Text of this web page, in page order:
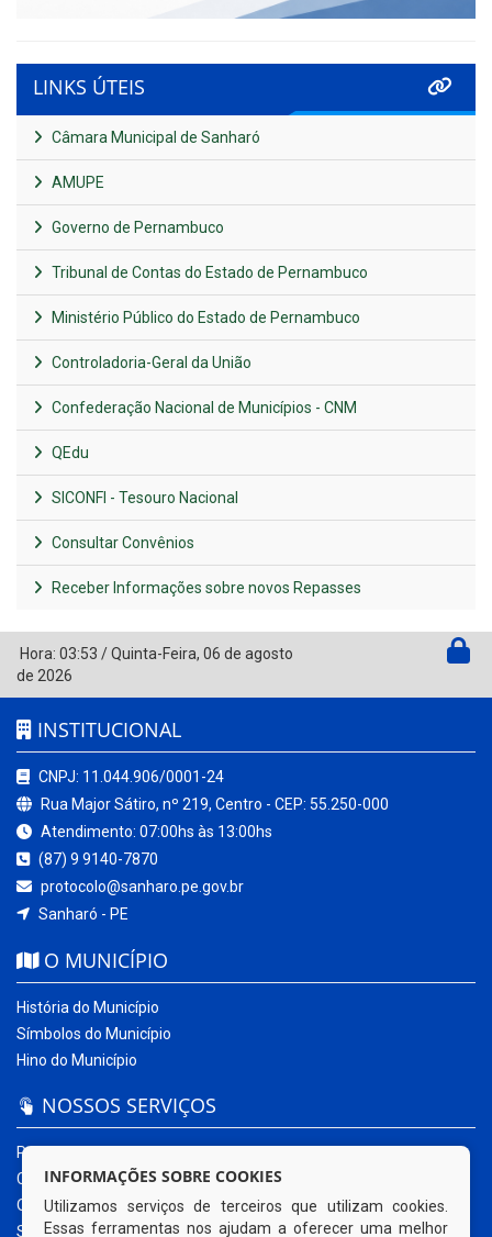
LINKS ÚTEIS
Câmara Municipal de Sanharó
AMUPE
Governo de Pernambuco
Tribunal de Contas do Estado de Pernambuco
Ministério Público do Estado de Pernambuco
Controladoria-Geral da União
Confederação Nacional de Municípios - CNM
QEdu
SICONFI - Tesouro Nacional
Consultar Convênios
Receber Informações sobre novos Repasses
Hora: 03:53 /Quinta-Feira, 06 de agosto
de 2026
INSTITUCIONAL
CNPJ: 11.044.906/0001-24
Rua Major Sátiro, nº 219, Centro - CEP: 55.250-000
Atendimento: 07:00hs às 13:00hs
(87) 9 9140-7870
protocolo@sanharo.pe.gov.br
Sanharó - PE
O MUNICÍPIO
História do Município
Símbolos do Município
Hino do Município
NOSSOS SERVIÇOS
Portal da Transparência
Carta de Serviços ao Usuário
Ouvidoria Municipal
Sistema Eletrônico – e-SIC
INFORMAÇÕES SOBRE COOKIES
Utilizamos serviços de terceiros que utilizam cookies.
Essas ferramentas nos ajudam a oferecer uma melhor